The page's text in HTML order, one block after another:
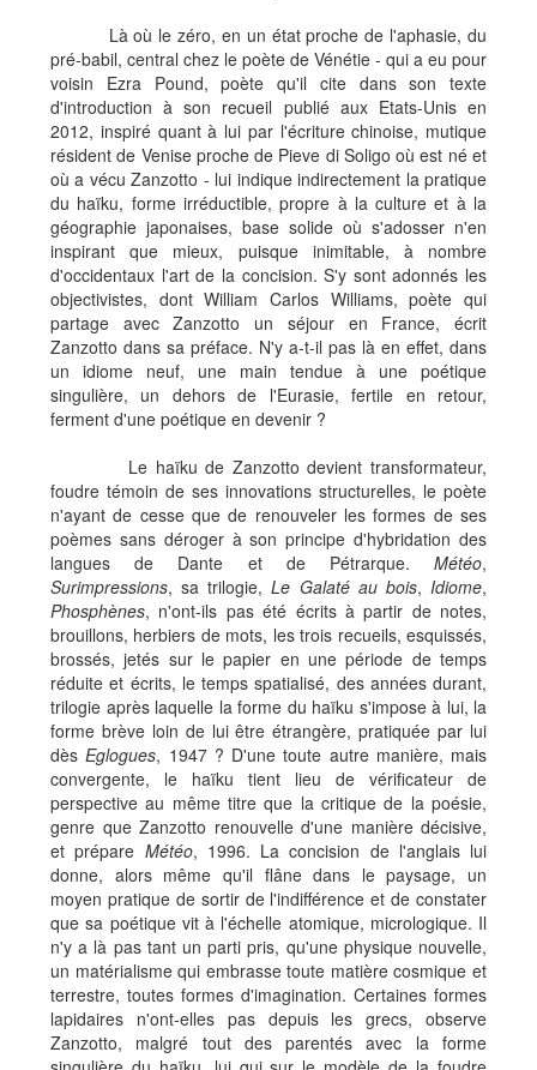
Là où le zéro, en un état proche de l'aphasie, du
pré-babil, central chez le poète de Vénétie - qui a eu pour
voisin Ezra Pound, poète qu'il cite dans son texte
d'introduction à son recueil publié aux Etats-Unis en
2012, inspiré quant à lui par l'écriture chinoise, mutique
résident de Venise proche de Pieve di Soligo où est né et
où a vécu Zanzotto - lui indique indirectement la pratique
du haïku, forme irréductible, propre à la culture et à la
géographie japonaises, base solide où s'adosser n'en
inspirant que mieux, puisque inimitable, à nombre
d'occidentaux l'art de la concision. S'y sont adonnés les
objectivistes, dont William Carlos Williams, poète qui
partage avec Zanzotto un séjour en France, écrit
Zanzotto dans sa préface. N'y a-t-il pas là en effet, dans
un idiome neuf, une main tendue à une poétique
singulière, un dehors de l'Eurasie, fertile en retour,
ferment d'une poétique en devenir ?
Le haïku de Zanzotto devient transformateur,
foudre témoin de ses innovations structurelles, le poète
n'ayant de cesse que de renouveler les formes de ses
poèmes sans déroger à son principe d'hybridation des
langues de Dante et de Pétrarque. Météo,
Surimpressions, sa trilogie,Le Galaté au bois,Idiome,
Phosphènes, n'ont-ils pas été écrits à partir de notes,
brouillons, herbiers de mots, les trois recueils, esquissés,
brossés, jetés sur le papier en une période de temps
réduite et écrits, le temps spatialisé, des années durant,
trilogie après laquelle la forme du haïku s'impose à lui, la
forme brève loin de lui être étrangère, pratiquée par lui
dèsEglogues, 1947 ? D'une toute autre manière, mais
convergente, le haïku tient lieu de vérificateur de
perspective au même titre que la critique de la poésie,
genre que Zanzotto renouvelle d'une manière décisive,
et prépare Météo, 1996. La concision de l'anglais lui
donne, alors même qu'il flâne dans le paysage, un
moyen pratique de sortir de l'indifférence et de constater
que sa poétique vit à l'échelle atomique, micrologique. Il
n'y a là pas tant un parti pris, qu'une physique nouvelle,
un matérialisme qui embrasse toute matière cosmique et
terrestre, toutes formes d'imagination. Certaines formes
lapidaires n'ont-elles pas depuis les grecs, observe
Zanzotto, malgré tout des parentés avec la forme